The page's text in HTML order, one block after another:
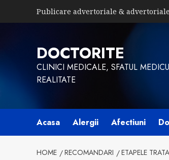
Publicare advertoriale &
DOCTORITE
CLINICI MEDICALE, SFATUL
REALITATE
Acasa Alergii Afectiuni
HOME RECOMANDARI ETAPELE